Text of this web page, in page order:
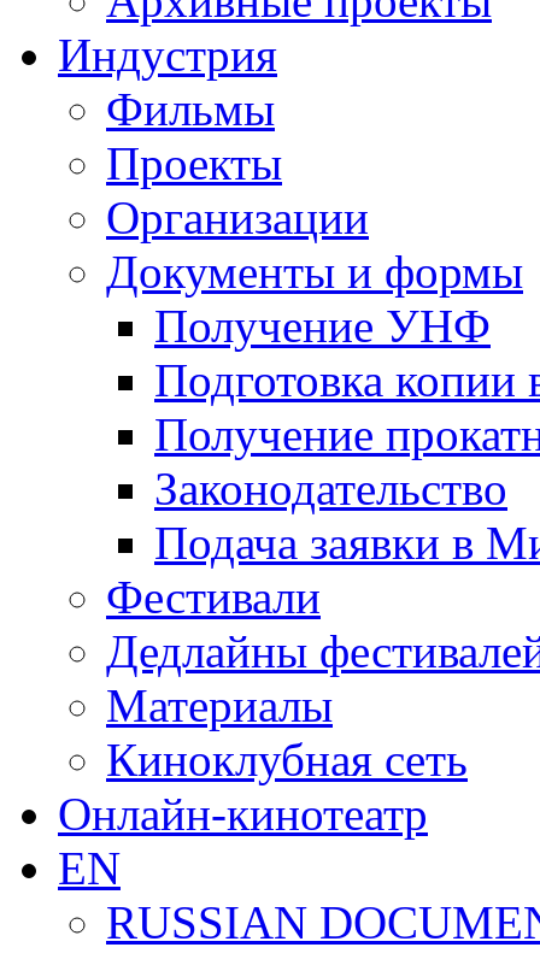
Индустрия
Фильмы
Проекты
Организации
Документы и формы
Получение УНФ
Подготовка копии
Получение
Законодательство
Подача заявки в
Фестивали
Дедлайны
Материалы
Киноклубная сеть
Онлайн-кинотеатр
EN
RUSSIAN